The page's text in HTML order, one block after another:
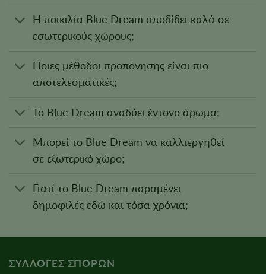
Η ποικιλία Blue Dream αποδίδει καλά σε
εσωτερικούς χώρους;
Ποιες μέθοδοι προπόνησης είναι πιο
αποτελεσματικές;
Το Blue Dream αναδύει έντονο άρωμα;
Μπορεί το Blue Dream να καλλιεργηθεί
σε εξωτερικό χώρο;
Γιατί το Blue Dream παραμένει
δημοφιλές εδώ και τόσα χρόνια;
ΣΥΛΛΟΓΈΣ ΣΠΌΡΩΝ